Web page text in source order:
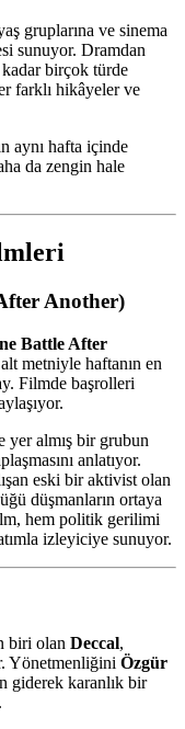
gruplarına ve sinema
sunuyor. Dramdan
birçok türde
farklı hikâyeler ve
aynı hafta içinde
da zengin hale
Another)
Battle After
metniyle haftanın en
Filmde başrolleri
yer almış bir grubun
anlatıyor.
eski bir aktivist olan
düşmanların ortaya
hem politik gerilimi
izleyiciye sunuyor.
biri olan Deccal,
Yönetmenliğini Özgür
giderek karanlık bir